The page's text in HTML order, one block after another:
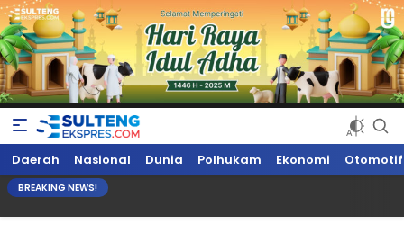
Sultengekspres.com
Berita Seputar Sulteng Hari Ini, Update Terkini, Suaranya Rakyat
Sulteng
Daerah Nasional Dunia Polhukam Ekonomi Otomotif
BREAKING NEWS!